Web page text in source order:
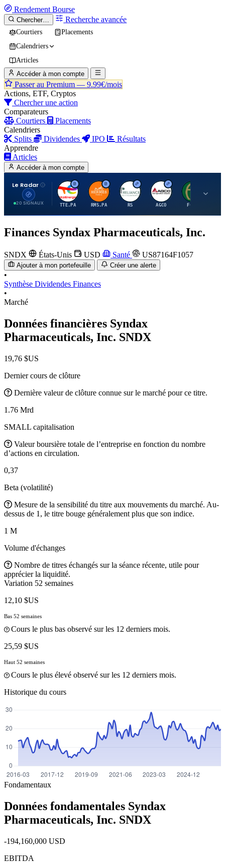
Rendement Bourse
Chercher… Recherche avancée
Courtiers
Placements
Calendriers
Articles
Accéder à mon compte
Passer au Premium — 9.99€/mois
Actions, ETF, Cryptos
Chercher une action
Comparateurs
Courtiers
Placements
Calendriers
Splits
Dividendes IPO
Résultats
Apprendre
Articles
Accéder à mon compte
Le Radar
20 SIGNAUX
T
TTE.PA
H
RMS.PA
R
RS
A
AGCO FCFS
Finances Syndax Pharmaceuticals, Inc.
SNDX États-Unis USD Santé US87164F1057
Ajouter à mon portefeuille Créer une alerte
•
Synthèse Dividendes Finances
•
Marché
Données financières Syndax
Pharmaceuticals, Inc. SNDX
19,76 $US
Dernier cours de clôture
Dernière valeur de clôture connue sur le marché pour ce titre.
1.76 Mrd
SMALL capitalisation
Valeur boursière totale de l’entreprise en fonction du nombre
d’actions en circulation.
0,37
Beta (volatilité)
Mesure de la sensibilité du titre aux mouvements du marché. Au-
dessus de 1, le titre bouge généralement plus que son indice.
1 M
Volume d'échanges
Nombre de titres échangés sur la séance récente, utile pour
apprécier la liquidité.
Variation 52 semaines
12,10 $US
Bas 52 semaines
Cours le plus bas observé sur les 12 derniers mois.
25,59 $US
Haut 52 semaines
Cours le plus élevé observé sur les 12 derniers mois.
Historique du cours
Fondamentaux
Données fondamentales Syndax
Pharmaceuticals, Inc. SNDX
-194,160,000 USD
EBITDA